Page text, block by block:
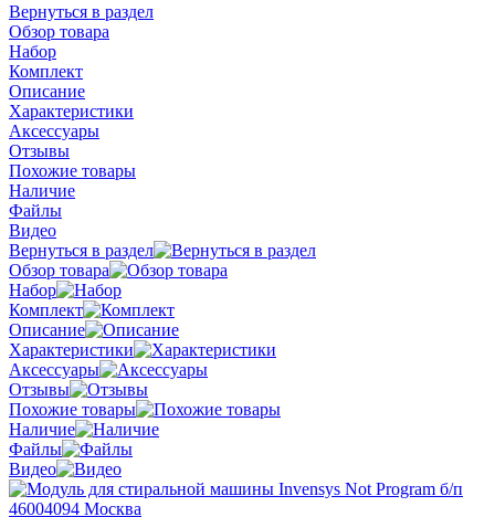
Вернуться в раздел
Обзор товара
Набор
Комплект
Описание
Характеристики
Аксессуары
Отзывы
Похожие товары
Наличие
Файлы
Видео
Вернуться в раздел
Обзор товара
Набор
Комплект
Описание
Характеристики
Аксессуары
Отзывы
Похожие товары
Наличие
Файлы
Видео